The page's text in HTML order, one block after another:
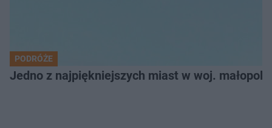
PODRÓŻE
Jedno z najpiękniejszych miast w woj.